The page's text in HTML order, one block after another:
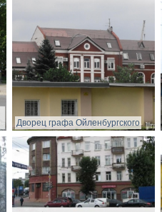
Дворец графа Ойленбургского